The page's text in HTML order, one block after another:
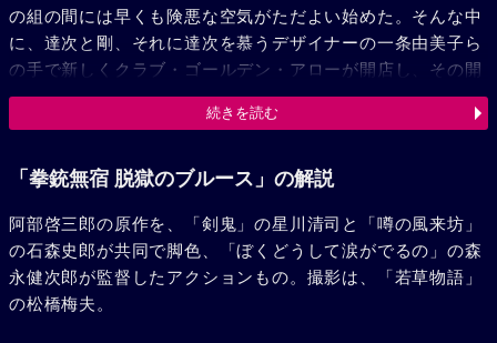
の組の間には早くも険悪な空気がただよい始めた。そんな中
に、達次と剛、それに達次を慕うデザイナーの一条由美子ら
の手で新しくクラブ・ゴールデン・アローが開店し、その開
店祝いの夜、達次は武原の娘晴子と楽しげに踊った。由美子
の燃やす小さな嫉妬の炎を知ってか知らずか……。数日後、
藤に惨殺された。そして、その工藤を殺したのは武原であっ
武原の陰謀だったのだ。武原の命令で剛が武原の身代りに自
首し刑務所に送られた。そして、そんな剛をも、武原は殺そ
うとして面会時間に狙撃した。だがこれは失敗し、武原の底
意を知った剛は、達次の助けで脱獄に成功すると、執ように
続きを読む
「拳銃無宿 脱獄のブルース」の解説
阿部啓三郎の原作を、「剣鬼」の星川清司と「噂の風来坊」
の石森史郎が共同で脚色、「ぼくどうして涙がでるの」の森
永健次郎が監督したアクションもの。撮影は、「若草物語」
の松橋梅夫。